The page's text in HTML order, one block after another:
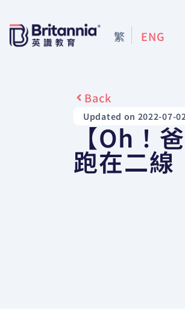
繁 ENG
Back
Updated on 2022-07-
【Oh！
跑在二線